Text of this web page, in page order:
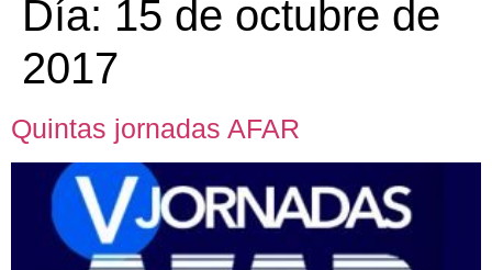
Día: 15 de octubre de
2017
Quintas jornadas AFAR